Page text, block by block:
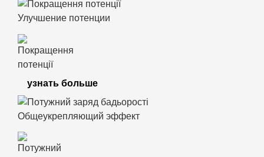
Улучшение потенции
узнать больше
Общеукрепляющий эффект